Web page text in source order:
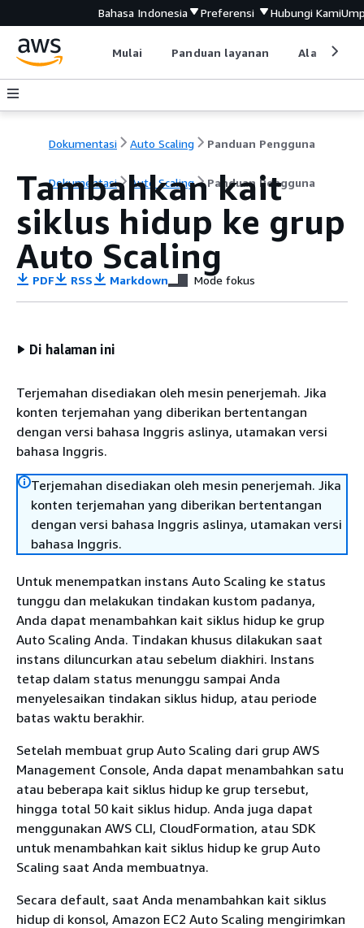
Bahasa Indonesia Preferensi Hubungi Kami
Mulai Panduan layanan Alat
Dokumentasi Auto Scaling Panduan Pengguna
Dokumentasi Auto Scaling Panduan Pengguna
Tambahkan kait
siklus hidup ke grup
Auto Scaling
PDF RSS Markdown Mode fokus
Di halaman ini
Terjemahan disediakan oleh mesin penerjemah. Jika
konten terjemahan yang diberikan bertentangan
dengan versi bahasa Inggris aslinya, utamakan versi
bahasa Inggris.
Terjemahan disediakan oleh mesin penerjemah. Jika
konten terjemahan yang diberikan bertentangan
dengan versi bahasa Inggris aslinya, utamakan versi
bahasa Inggris.
Untuk menempatkan instans Auto Scaling ke status
tunggu dan melakukan tindakan kustom padanya,
Anda dapat menambahkan kait siklus hidup ke grup
Auto Scaling Anda. Tindakan khusus dilakukan saat
instans diluncurkan atau sebelum diakhiri. Instans
tetap dalam status menunggu sampai Anda
menyelesaikan tindakan siklus hidup, atau periode
batas waktu berakhir.
Setelah membuat grup Auto Scaling dari grup AWS
Management Console, Anda dapat menambahkan satu
atau beberapa kait siklus hidup ke grup tersebut,
hingga total 50 kait siklus hidup. Anda juga dapat
menggunakan AWS CLI, CloudFormation, atau SDK
untuk menambahkan kait siklus hidup ke grup Auto
Scaling saat Anda membuatnya.
Secara default, saat Anda menambahkan kait siklus
hidup di konsol, Amazon EC2 Auto Scaling mengirimkan